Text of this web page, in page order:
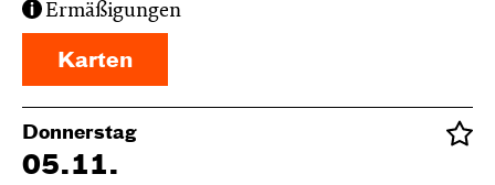
Ermäßigungen
Karten
Donnerstag
05.11.